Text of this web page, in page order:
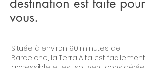
destination est faite pour
vous.
Située à environ 90 minutes de
Barcelone, la Terra Alta est facilement